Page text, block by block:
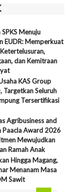
SPKS Menuju
EUDR: Memperkuat
dan Kemitraan
KAS Group
Targetkan Seluruh
Tersertifikasi
Agribusiness and
Paacla Award 2026
Mewujudkan
Ramah Anak
Hingga Magang,
Menanam Masa
Sawit